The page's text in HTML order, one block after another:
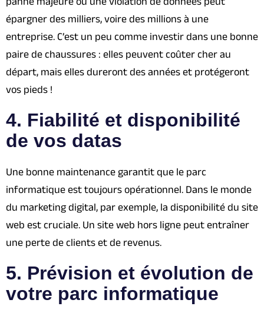
épargner des milliers, voire des millions à une
entreprise. C’est un peu comme investir dans une bonne
paire de chaussures : elles peuvent coûter cher au
départ, mais elles dureront des années et protégeront
vos pieds !
4. Fiabilité et disponibilité
de vos datas
Une bonne maintenance garantit que le parc
informatique est toujours opérationnel. Dans le monde
du marketing digital, par exemple, la disponibilité du site
web est cruciale. Un site web hors ligne peut entraîner
une perte de clients et de revenus.
5. Prévision et évolution de
votre parc informatique